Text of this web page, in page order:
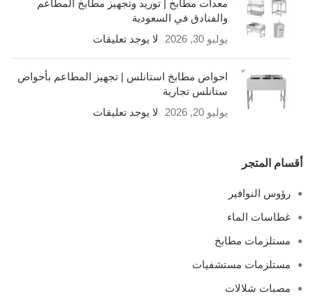
معدات مطابخ | توريد وتجهيز مطابخ المطاعم
والفنادق في السعودية
يوليو 30, 2026
لا يوجد تعليقات
احواض مطابخ استانلس | تجهيز المطاعم بأحواض
ستانلس تجارية
يوليو 20, 2026
لا يوجد تعليقات
أقسام المتجر
رؤوس النوافير
غطاسات الماء
مستلزمات مطابخ
مستلزمات مستشفيات
مصبات شلالات